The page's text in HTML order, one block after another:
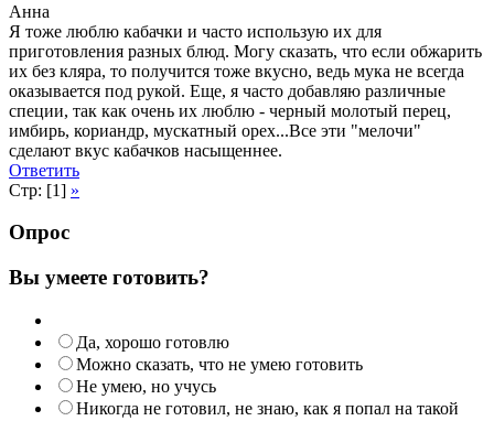
Анна
Я тоже люблю кабачки и часто использую их для
приготовления разных блюд. Могу сказать, что если обжарить
их без кляра, то получится тоже вкусно, ведь мука не всегда
оказывается под рукой. Еще, я часто добавляю различные
специи, так как очень их люблю - черный молотый перец,
имбирь, кориандр, мускатный орех...Все эти "мелочи"
сделают вкус кабачков насыщеннее.
Ответить
Стр: [1] »
Опрос
Вы умеете готовить?
Да, хорошо готовлю
Можно сказать, что не умею готовить
Не умею, но учусь
Никогда не готовил, не знаю, как я попал на такой